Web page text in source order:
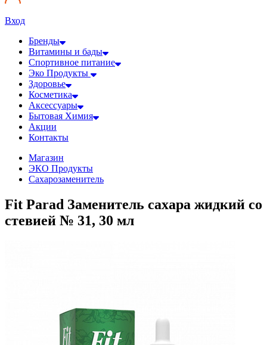
Вход
Бренды
Витамины и бады
Спортивное питание
Эко Продукты
Здоровье
Косметика
Аксессуары
Бытовая Химия
Акции
Контакты
Магазин
ЭКО Продукты
Сахарозаменитель
Fit Parad Заменитель сахара жидкий со
стевией № 31, 30 мл